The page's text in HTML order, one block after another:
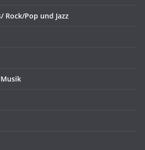
Rock/Pop und Jazz